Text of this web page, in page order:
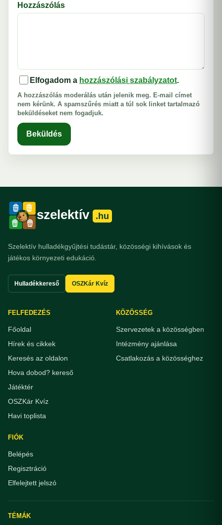
Hozzászólás
Elfogadom a hozzászólási szabályzatot.
A hozzászólás moderálás után jelenik meg. E-mail címet
nem kérünk. A spamszűrés miatt a túl sok linket tartalmazó
beküldéseket nem fogadjuk.
Beküldés
szelektív .hu
Szelektív hulladékgyűjtési tudástár, közösségi kihívások és
játékos környezeti edukáció.
Hulladékkereső OSZKár Kvíz
FELFEDEZÉS
Főoldal
Hírek és cikkek
Keresés az oldalon
Hova dobod? kereső
Játéktér
OSZKár Kvíz
Havi toplista
KÖZÖSSÉG
Szervezetek a közösségben
Intézmény ajánlása
Csatlakozás a közösséghez
FIÓK
Belépés
Regisztráció
Elfelejtett jelszó
TÉMÁK